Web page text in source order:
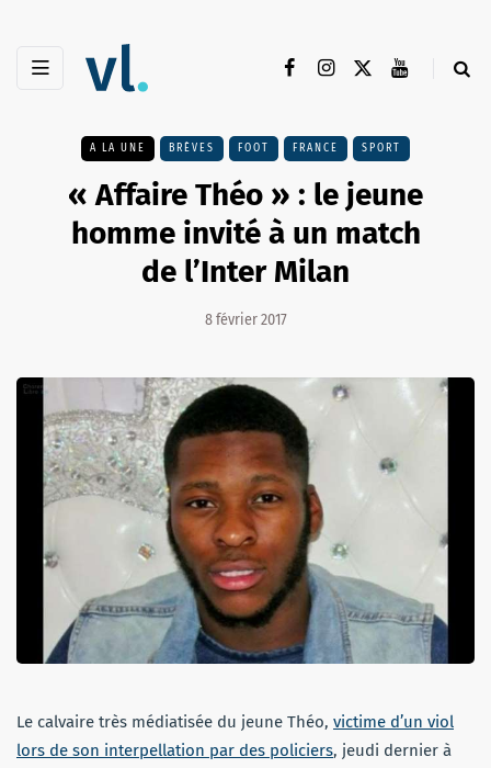
A LA UNE BRÈVES FOOT FRANCE SPORT
« Affaire Théo » : le jeune
homme invité à un match
de l’Inter Milan
8 février 2017
Le calvaire très médiatisée du jeune Théo, victime d’un viol
lors de son interpellation par des policiers, jeudi dernier à